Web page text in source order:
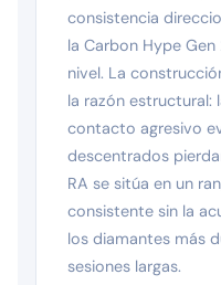
consistencia
la Carbon Hype
nivel. La
la razón estructural:
contacto agresivo
descentrados
RA se sitúa en un
consistente sin la
los diamantes más
sesiones largas.